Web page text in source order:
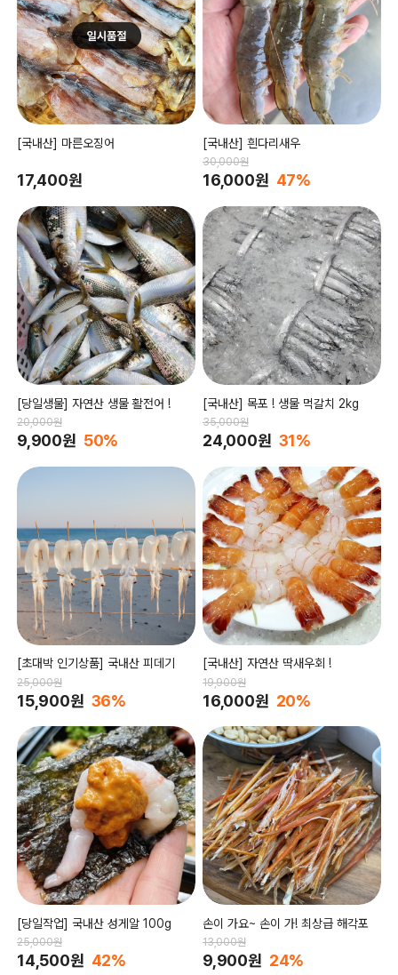
[국내산] 마른오징어
17,400원
[국내산] 흰다리새우
30,000원
16,000원 47%
[당일생물] 자연산 생물 활전어 !
20,000원
9,900원 50%
[국내산] 목포 ! 생물 먹갈치 2kg
35,000원
24,000원 31%
[초대박 인기상품] 국내산 피데기
25,000원
15,900원 36%
[국내산] 자연산 딱새우회 !
19,900원
16,000원 20%
[당일작업] 국내산 성게알 100g
25,000원
14,500원 42%
손이 가요~ 손이 가! 최상급 해각포
13,000원
9,900원 24%